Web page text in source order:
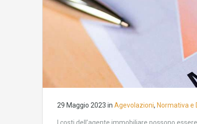
29 Maggio 2023 in Agevolazioni, Normativa e
I costi dell’agente immobiliare possono